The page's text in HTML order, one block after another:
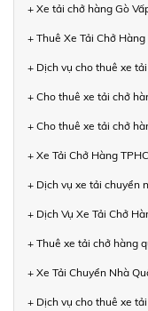
+ Xe tải chở hàng Gò
+ Thuê Xe Tải Chở
+ Dịch vụ cho thuê xe
+ Cho thuê xe tải chở
+ Cho thuê xe tải chở
+ Xe Tải Chở Hàng
+ Dịch vụ xe tải chuyển
+ Dịch Vụ Xe Tải Chở
+ Thuê xe tải chở hàng
+ Xe Tải Chuyển Nhà
+ Dịch vụ cho thuê xe